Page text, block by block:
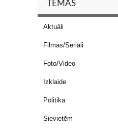
TĒMAS
Aktuāli
Filmas/Seriāli
Foto/Video
Izklaide
Politika
Sievietēm